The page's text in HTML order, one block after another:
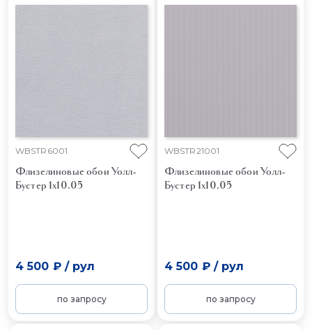
WBSTR6001
Флизелиновые обои Уолл-
Бустер 1x10.05
4 500 ₽/ рул
по запросу
WBSTR21001
Флизелиновые обои Уолл-
Бустер 1x10.05
4 500 ₽/ рул
по запросу